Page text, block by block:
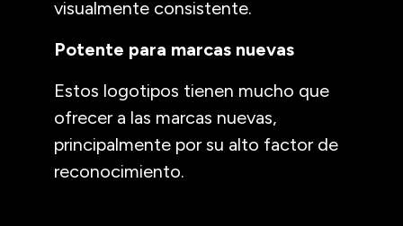
visualmente consistente.
Potente para marcas nuevas
Estos logotipos tienen mucho que
ofrecer a las marcas nuevas,
principalmente por su alto factor de
reconocimiento.